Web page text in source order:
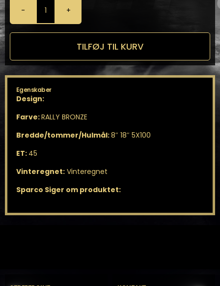
Sparco
Record
8X18
TILFØJ TIL KURV
Egenskaber
Design:
Farve:RALLY BRONZE
Bredde/tommer/Hulmål:8″ 18″ 5X100
ET: 45
Vinteregnet:Vinteregnet
Sparco Siger om produktet: